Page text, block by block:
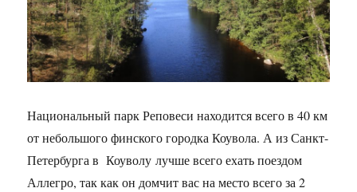
Национальный парк Реповеси находится всего в 40 км
от небольшого финского городка Коувола. А из Санкт-
Петербурга в Коуволу лучше всего ехать поездом
Аллегро, так как он домчит вас на место всего за 2